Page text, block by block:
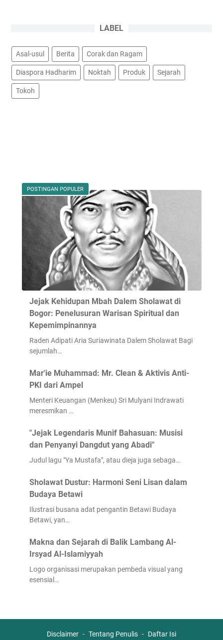
LABEL
Asal-usul Berita Corak dan Ragam
Diaspora Hadharim Noktah Produk Sejarah
Tokoh
POSTINGAN POPULER
Jejak Kehidupan Mbah Dalem Sholawat di
Bogor: Penelusuran Warisan Spiritual dan
Kepemimpinannya
Raden Adipati Aria Suriawinata Dalem Sholawat Bagi
sejumlah…
Mar'ie Muhammad: Mr. Clean & Aktivis Anti-
PKI dari Ampel
Menteri Keuangan (Menkeu) Sri Mulyani Indrawati
meresmikan …
"Jejak Legendaris Munif Bahasuan: Musisi
dan Penyanyi Dangdut yang Abadi"
Judul lagu "Ya Mustafa", atau dieja juga sebaga…
Sholawat Dustur: Harmoni Seni Lisan dalam
Budaya Betawi
Ilustrasi busana adat pengantin Betawi Budaya
Betawi, yan…
Makna dan Sejarah di Balik Lambang Al-
Irsyad Al-Islamiyyah
Logo organisasi merupakan pembeda visual yang
esensial…
Disclaimer Tentang Penulis Daftar Isi